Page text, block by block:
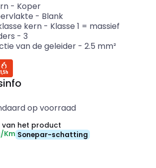
- Koper
- Blank
kern- Klasse 1 = massief
- 3
van de geleider- 2.5 mm²
op voorraad
van het product
Km Sonepar-schatting